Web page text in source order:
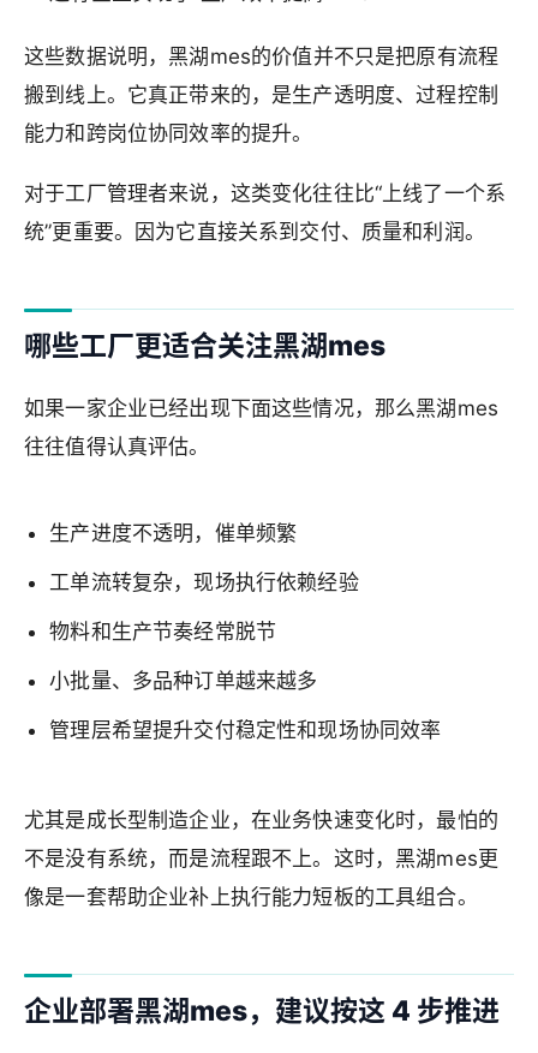
这些数据说明，黑湖mes的价值并不只是把原有流程
搬到线上。它真正带来的，是生产透明度、过程控制
能力和跨岗位协同效率的提升。
对于工厂管理者来说，这类变化往往比“上线了一个系
统”更重要。因为它直接关系到交付、质量和利润。
哪些工厂更适合关注黑湖mes
如果一家企业已经出现下面这些情况，那么黑湖mes
往往值得认真评估。
生产进度不透明，催单频繁
工单流转复杂，现场执行依赖经验
物料和生产节奏经常脱节
小批量、多品种订单越来越多
管理层希望提升交付稳定性和现场协同效率
尤其是成长型制造企业，在业务快速变化时，最怕的
不是没有系统，而是流程跟不上。这时，黑湖mes更
像是一套帮助企业补上执行能力短板的工具组合。
企业部署黑湖mes，建议按这 4 步推进